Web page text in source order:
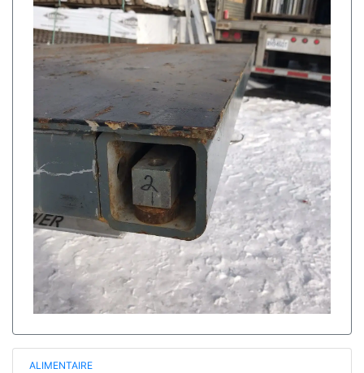
ALIMENTAIRE